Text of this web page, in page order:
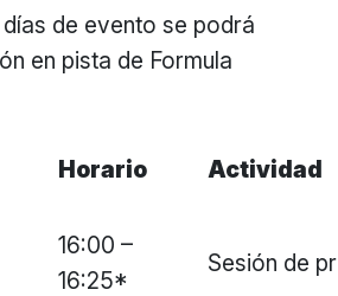
de evento se podrá
en pista de Formula
Horario Actividad
16:00 –
16:25*
Sesión de